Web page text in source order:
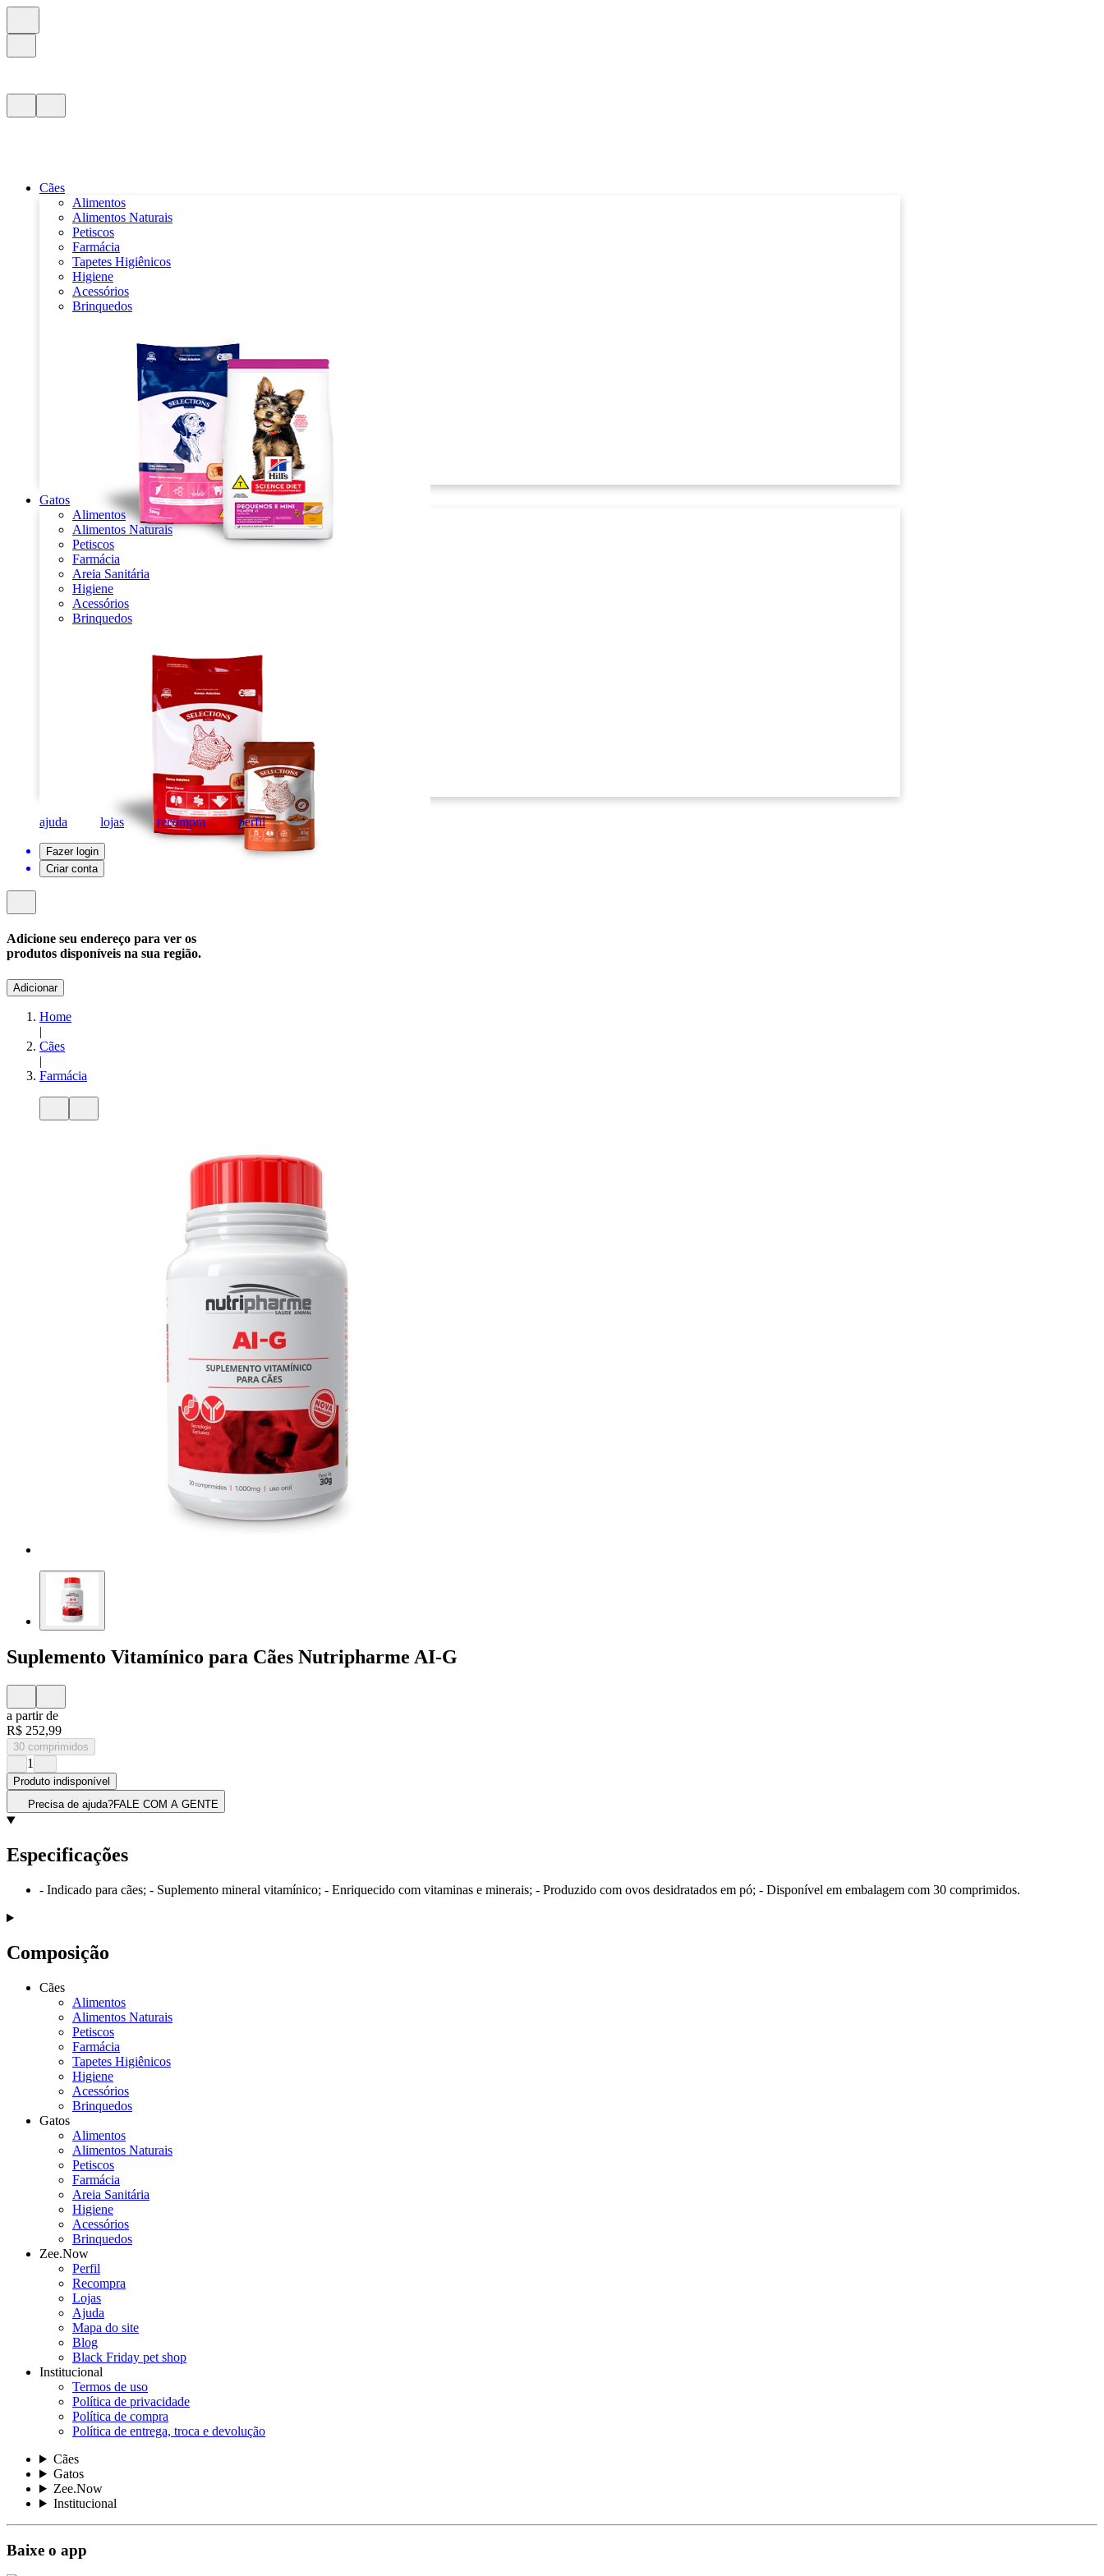
Cães
Alimentos
Alimentos Naturais
Petiscos
Farmácia
Tapetes Higiênicos
Higiene
Acessórios
Brinquedos
Gatos
Alimentos
Alimentos Naturais
Petiscos
Farmácia
Areia Sanitária
Higiene
Acessórios
Brinquedos
ajuda lojas recompra perfil
Fazer login
Criar conta
Adicione seu endereço para ver os
produtos disponíveis na sua região.
Adicionar
Home
|
Cães
|
Farmácia
Suplemento Vitamínico para Cães Nutripharme AI-G
a partir de
R$ 252,99
30 comprimidos
1
Produto indisponível
Precisa de ajuda?FALE COM A GENTE
Especificações
- Indicado para cães; - Suplemento mineral vitamínico; - Enriquecido com vitaminas e minerais; - Produzido com ovos desidratados em pó; - Disponível em embalagem com 30 comprimidos.
Composição
Cães
Alimentos
Alimentos Naturais
Petiscos
Farmácia
Tapetes Higiênicos
Higiene
Acessórios
Brinquedos
Gatos
Alimentos
Alimentos Naturais
Petiscos
Farmácia
Areia Sanitária
Higiene
Acessórios
Brinquedos
Zee.Now
Perfil
Recompra
Lojas
Ajuda
Mapa do site
Blog
Black Friday pet shop
Institucional
Termos de uso
Política de privacidade
Política de compra
Política de entrega, troca e devolução
Cães
Gatos
Zee.Now
Institucional
Baixe o app